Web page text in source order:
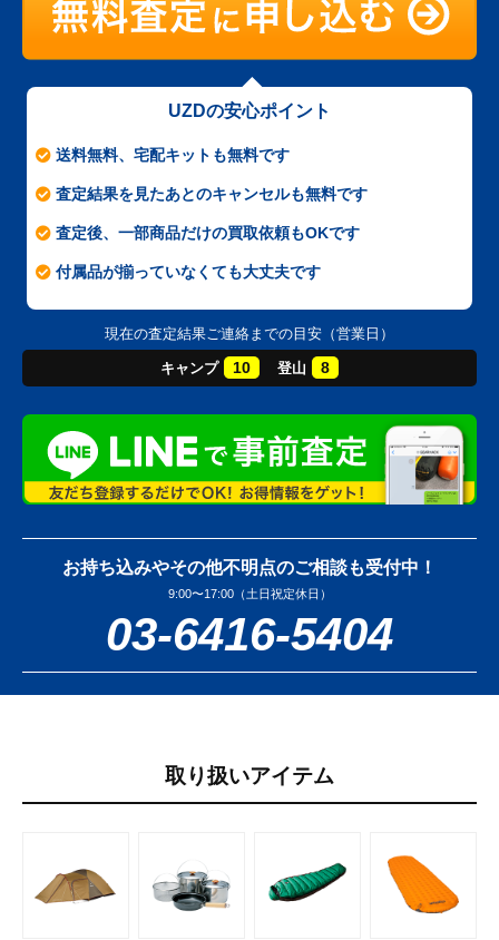
UZDの安心ポイント
送料無料、宅配キットも無料です
査定結果を見たあとのキャンセルも無料です
査定後、一部商品だけの買取依頼もOKです
付属品が揃っていなくても大丈夫です
現在の査定結果ご連絡までの目安（営業日）
キャンプ 10 登山 8
お持ち込みやその他不明点のご相談も受付中！
9:00〜17:00（土日祝定休日）
03-6416-5404
取り扱いアイテム